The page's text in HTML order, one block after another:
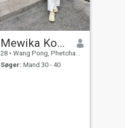
Mewika Konsombat
28 • Wang Pong, Phetchabun, Thailand
Søger: Mand 30 - 40